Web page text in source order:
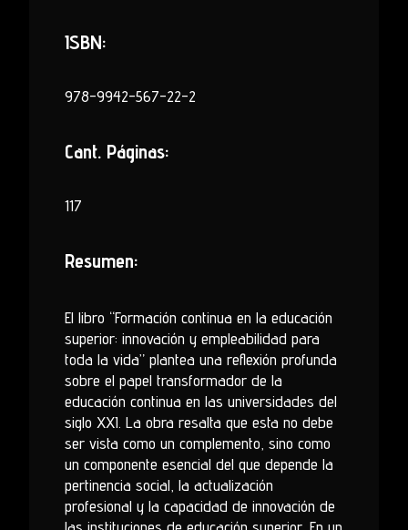
ISBN:
978-9942-567-22-2
Cant. Páginas:
117
Resumen:
El libro “Formación continua en la educación
superior: innovación y empleabilidad para
toda la vida” plantea una reflexión profunda
sobre el papel transformador de la
educación continua en las universidades del
siglo XXI. La obra resalta que esta no debe
ser vista como un complemento, sino como
un componente esencial del que depende la
pertinencia social, la actualización
profesional y la capacidad de innovación de